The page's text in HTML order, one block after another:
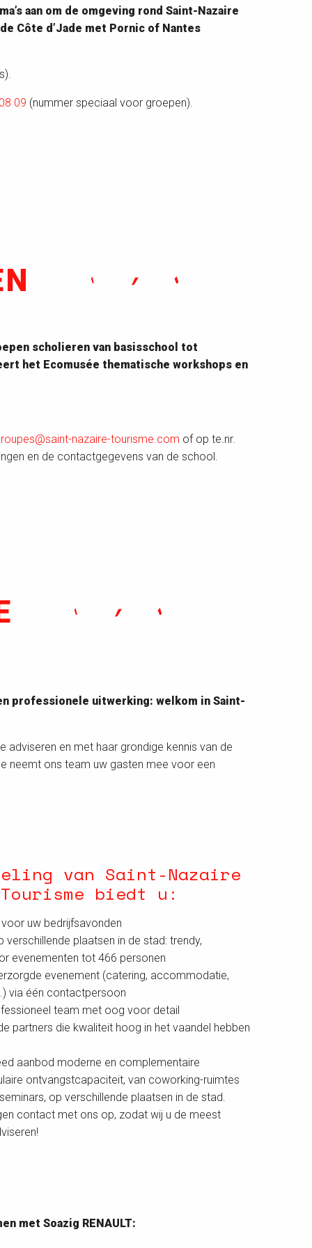
aan om de omgeving rond Saint-Nazaire
Côte d’Jade met Pornic of Nantes
09 (nummer speciaal voor groepen).
scholieren van basisschool tot
het Ecomusée thematische workshops en
nazaire-tourisme.com of op te.nr.
en de contactgegevens van de school.
professionele uitwerking: welkom in Saint-
en met haar grondige kennis van de
neemt ons team uw gasten mee voor een
van Saint-Nazaire
biedt u:
uw bedrijfsavonden
plaatsen in de stad: trendy,
evenementen tot 466 personen
evenement (catering, accommodatie,
via één contactpersoon
team met oog voor detail
partners die kwaliteit hoog in het vaandel hebben
aanbod moderne en complementaire
ontvangstcapaciteit, van coworking-ruimtes
op verschillende plaatsen in de stad.
contact met ons op, zodat wij u de meest
met Soazig RENAULT: